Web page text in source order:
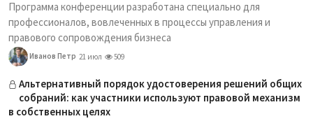
Программа конференции разработана специально для
профессионалов, вовлеченных в процессы управления и
правового сопровождения бизнеса
Иванов Петр 21 июл 509
Альтернативный порядок удостоверения решений общих
собраний: как участники используют правовой механизм
в собственных целях